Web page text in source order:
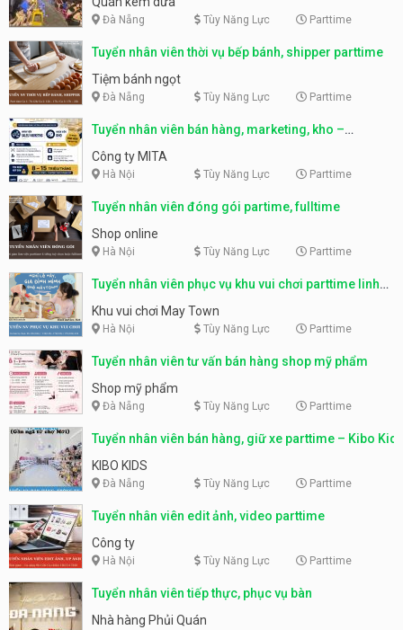
Đà Nẵng Tùy Năng Lực Parttime
Tuyển nhân viên thời vụ bếp bánh, shipper parttime
Tiệm bánh ngọt
Đà Nẵng Tùy Năng Lực Parttime
Tuyển nhân viên bán hàng, marketing, kho –
parttime, fulltime
Công ty MITA
Hà Nội Tùy Năng Lực Parttime
Tuyển nhân viên đóng gói partime, fulltime
Shop online
Hà Nội Tùy Năng Lực Parttime
Tuyển nhân viên phục vụ khu vui chơi parttime linh
động
Khu vui chơi May Town
Hà Nội Tùy Năng Lực Parttime
Tuyển nhân viên tư vấn bán hàng shop mỹ phẩm
Shop mỹ phẩm
Đà Nẵng Tùy Năng Lực Parttime
Tuyển nhân viên bán hàng, giữ xe parttime – Kibo Kid
KIBO KIDS
Đà Nẵng Tùy Năng Lực Parttime
Tuyển nhân viên edit ảnh, video parttime
Công ty
Hà Nội Tùy Năng Lực Parttime
Tuyển nhân viên tiếp thực, phục vụ bàn
Nhà hàng Phủi Quán